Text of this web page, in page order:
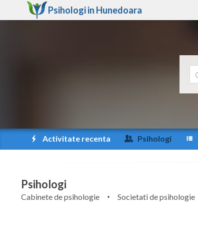
Psihologi in Hunedoara
Activitate recenta Psihologi
Psihologi
Cabinete de psihologie Societati de psihologie